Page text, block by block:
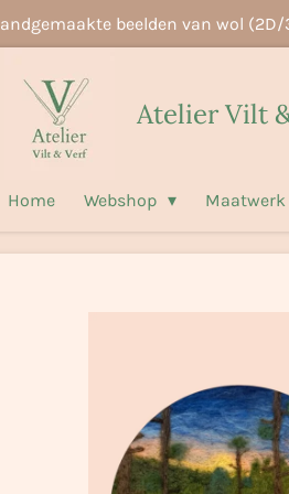
beelden van wol (2D/
Atelier Vilt
Home Webshop Maatwerk